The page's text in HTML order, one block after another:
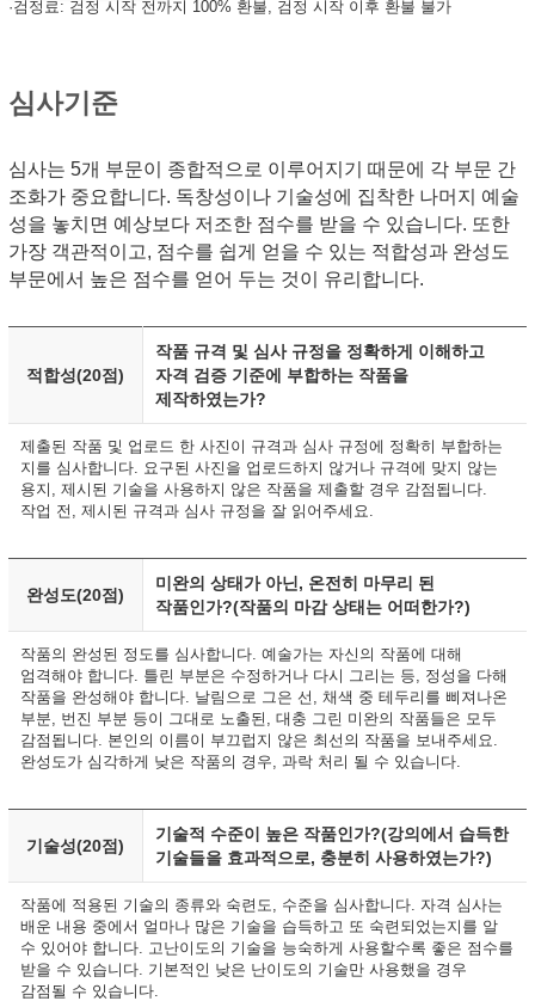
·검정료: 검정 시작 전까지 100% 환불, 검정 시작 이후 환불 불가
심사기준
심사는 5개 부문이 종합적으로 이루어지기 때문에 각 부문 간
조화가 중요합니다. 독창성이나 기술성에 집착한 나머지 예술
성을 놓치면 예상보다 저조한 점수를 받을 수 있습니다. 또한
가장 객관적이고, 점수를 쉽게 얻을 수 있는 적합성과 완성도
부문에서 높은 점수를 얻어 두는 것이 유리합니다.
적합성(20점)
작품 규격 및 심사 규정을 정확하게 이해하고
자격 검증 기준에 부합하는 작품을
제작하였는가?
제출된 작품 및 업로드 한 사진이 규격과 심사 규정에 정확히 부합하는
지를 심사합니다. 요구된 사진을 업로드하지 않거나 규격에 맞지 않는
용지, 제시된 기술을 사용하지 않은 작품을 제출할 경우 감점됩니다.
작업 전, 제시된 규격과 심사 규정을 잘 읽어주세요.
완성도(20점)
미완의 상태가 아닌, 온전히 마무리 된
작품인가?(작품의 마감 상태는 어떠한가?)
작품의 완성된 정도를 심사합니다. 예술가는 자신의 작품에 대해
엄격해야 합니다. 틀린 부분은 수정하거나 다시 그리는 등, 정성을 다해
작품을 완성해야 합니다. 날림으로 그은 선, 채색 중 테두리를 삐져나온
부분, 번진 부분 등이 그대로 노출된, 대충 그린 미완의 작품들은 모두
감점됩니다. 본인의 이름이 부끄럽지 않은 최선의 작품을 보내주세요.
완성도가 심각하게 낮은 작품의 경우, 과락 처리 될 수 있습니다.
기술성(20점)
기술적 수준이 높은 작품인가?(강의에서 습득한
기술들을 효과적으로, 충분히 사용하였는가?)
작품에 적용된 기술의 종류와 숙련도, 수준을 심사합니다. 자격 심사는
배운 내용 중에서 얼마나 많은 기술을 습득하고 또 숙련되었는지를 알
수 있어야 합니다. 고난이도의 기술을 능숙하게 사용할수록 좋은 점수를
받을 수 있습니다. 기본적인 낮은 난이도의 기술만 사용했을 경우
감점될 수 있습니다.